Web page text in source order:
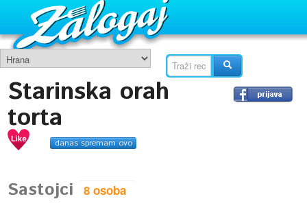
Starinska orah
torta
danas spremam ovo
Sastojci